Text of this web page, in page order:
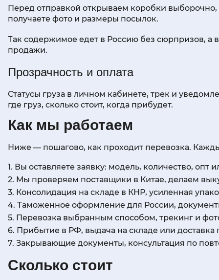
Перед отправкой открываем коробки
получаете фото и размеры посылок.
Так содержимое едет в Россию без сюрпризов, а
продажи.
Прозрачность и оплата
Статусы груза в личном кабинете, трек и
где груз, сколько стоит, когда прибудет.
Как мы работаем
Ниже — пошагово, как проходит перевозка.
Вы оставляете заявку: модель, количество, опт
Мы проверяем поставщики в Китае, делаем
Консолидация на складе в КНР, усиленная
Таможенное оформление для России,
Перевозка выбранным способом, трекинг и
Прибытие в РФ, выдача на складе или доставка
Закрывающие документы, консультация по
Сколько стоит